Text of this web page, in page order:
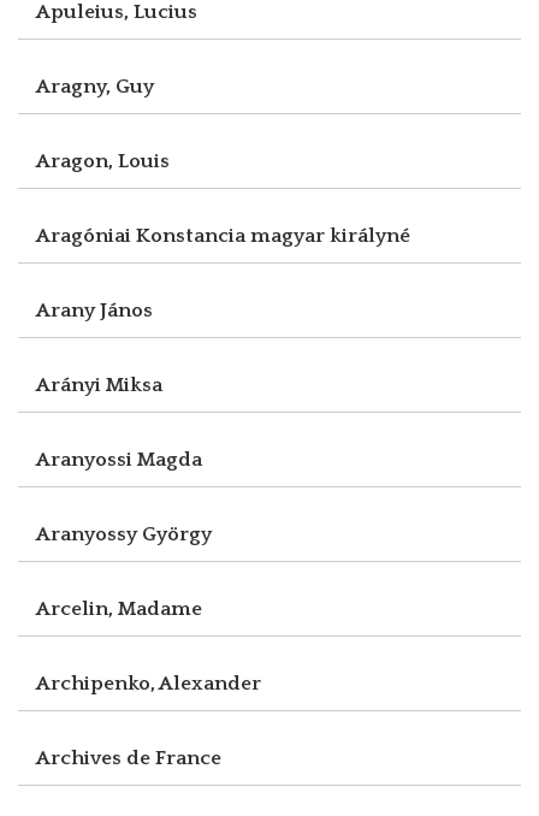
Apuleius, Lucius
Aragny, Guy
Aragon, Louis
Aragóniai Konstancia magyar királyné
Arany János
Arányi Miksa
Aranyossi Magda
Aranyossy György
Arcelin, Madame
Archipenko, Alexander
Archives de France